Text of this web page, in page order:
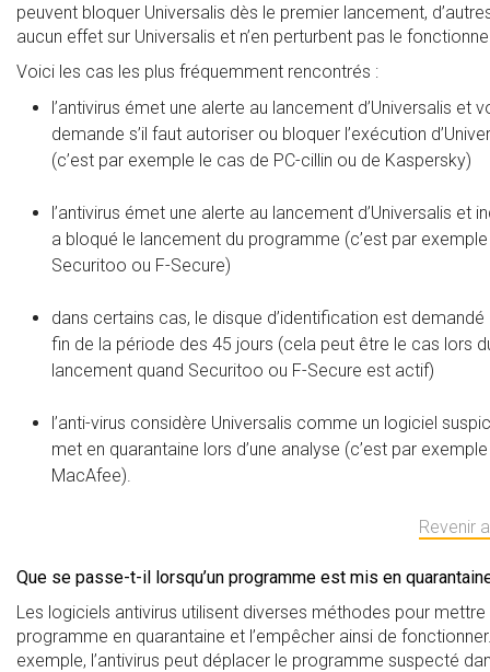
peuvent bloquer Universalis dès le premier lancement,
aucun effet sur Universalis et n’en perturbent pas le
Voici les cas les plus fréquemment rencontrés :
l’antivirus émet une alerte au lancement d’Universalis et
demande s’il faut autoriser ou bloquer l’exécution
(c’est par exemple le cas de PC-cillin ou de Kaspersky)
l’antivirus émet une alerte au lancement d’Universalis et
a bloqué le lancement du programme (c’est par
Securitoo ou F-Secure)
dans certains cas, le disque d’identification est demandé
fin de la période des 45 jours (cela peut être le cas lors
lancement quand Securitoo ou F-Secure est actif)
l’anti-virus considère Universalis comme un logiciel
met en quarantaine lors d’une analyse (c’est par
MacAfee).
Revenir
Que se passe-t-il lorsqu’un programme est mis en
Les logiciels antivirus utilisent diverses méthodes pour mettre
programme en quarantaine et l’empêcher ainsi de
exemple, l’antivirus peut déplacer le programme suspecté